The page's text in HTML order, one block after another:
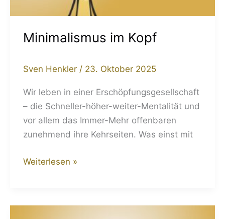
Minimalismus im Kopf
Sven Henkler / 23. Oktober 2025
Wir leben in einer Erschöpfungsgesellschaft
– die Schneller-höher-weiter-Mentalität und
vor allem das Immer-Mehr offenbaren
zunehmend ihre Kehrseiten. Was einst mit
Weiterlesen »